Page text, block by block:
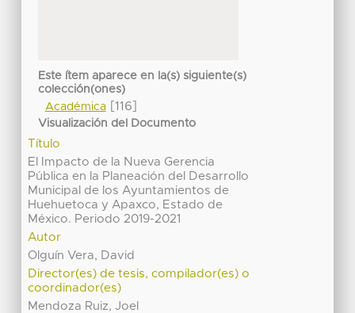
Este ítem aparece en la(s) siguiente(s)
colección(ones)
Académica[116]
Visualización del Documento
Título
El Impacto de la Nueva Gerencia
Pública en la Planeación del Desarrollo
Municipal de los Ayuntamientos de
Huehuetoca y Apaxco, Estado de
México. Periodo 2019-2021
Autor
Olguín Vera, David
Director(es) de tesis, compilador(es) o
coordinador(es)
Mendoza Ruiz, Joel